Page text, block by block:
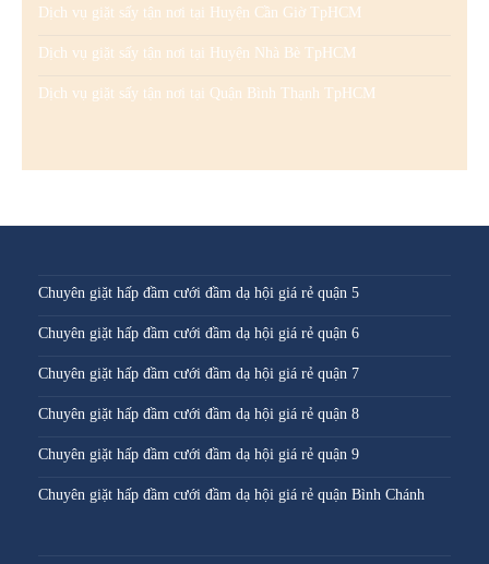
Dịch vụ giặt sấy tận nơi tại Huyện Cần Giờ TpHCM
Dịch vụ giặt sấy tận nơi tại Huyện Nhà Bè TpHCM
Dịch vụ giặt sấy tận nơi tại Quận Bình Thạnh TpHCM
Chuyên giặt hấp đầm cưới đầm dạ hội giá rẻ quận 5
Chuyên giặt hấp đầm cưới đầm dạ hội giá rẻ quận 6
Chuyên giặt hấp đầm cưới đầm dạ hội giá rẻ quận 7
Chuyên giặt hấp đầm cưới đầm dạ hội giá rẻ quận 8
Chuyên giặt hấp đầm cưới đầm dạ hội giá rẻ quận 9
Chuyên giặt hấp đầm cưới đầm dạ hội giá rẻ quận Bình Chánh